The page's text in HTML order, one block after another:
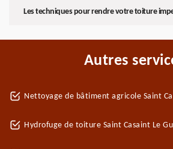
Les techniques pour rendre votre toiture
Autres
Nettoyage de bâtiment agricole Saint
Hydrofuge de toiture Saint Casaint Le